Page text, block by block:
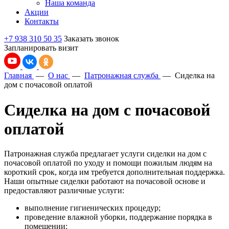
Наша команда
Акции
Контакты
+7 938 310 50 35 Заказать звонок
Запланировать визит
Главная — О нас — Патронажная служба — Сиделка на
дом с почасовой оплатой
Сиделка на дом с почасовой
оплатой
Патронажная служба предлагает услуги сиделки на дом с
почасовой оплатой по уходу и помощи пожилым людям на
короткий срок, когда им требуется дополнительная поддержка.
Наши опытные сиделки работают на почасовой основе и
предоставляют различные услуги:
выполнение гигиенических процедур;
проведение влажной уборки, поддержание порядка в
помещении;